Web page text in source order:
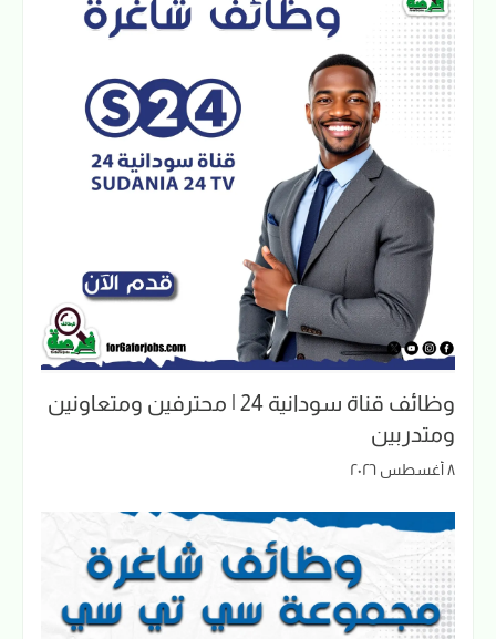
وظائف قناة سودانية 24 | محترفين ومتعاونين
ومتدربين
٨ أغسطس ٢٠٢٦